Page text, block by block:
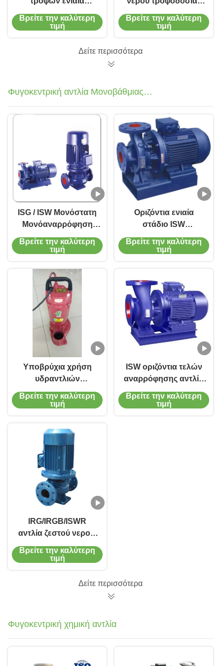
αναρρόφηση
φυγοκεντρικών
οριζόντια πολυβάθμια
Βρείτε την καλύτερη
τιμή
λέβητα Φυγοκεντρική
χημική αντλία για
Βρείτε την καλύτερη
τιμή
Δείτε περισσότερα
Φυγοκεντρική αντλία Μονοβάθμιας
Μονής Αναρρόφησης
ISG / ISW Μονόστατη
Μονόαναρρόφηση
Ηλεκτρική αντλία
νερού Αναβαθμιστική
Βρείτε την καλύτερη
τιμή
Οριζόντια ενιαία
στάδιο ISW
φυγοκεντρικής
αντλίας
Βρείτε την καλύτερη
τιμή
Υποβρύχια χρήση
υδραντλιών
ανοξείδωτου QDX
1.5HP στο καθαρό
Βρείτε την καλύτερη
τιμή
ISW οριζόντια τελών
αναρρόφησης αντλία
μηχανών σκηνικών
σωληνώσεων
Βρείτε την καλύτερη
τιμή
IRG/IRGB/ISWR
αντλία ζεστού νερού,
συστατικά υψηλής
συγκέντρωσης,
τοποθέτηση
Βρείτε την καλύτερη
τιμή
Δείτε περισσότερα
Φυγοκεντρική χημική αντλία